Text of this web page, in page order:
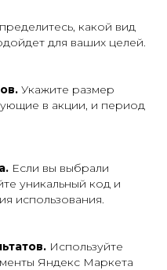
какой вид
для ваших целей.
Укажите размер
в акции, и период
Если вы выбрали
уникальный код и
использования.
Используйте
Яндекс Маркета